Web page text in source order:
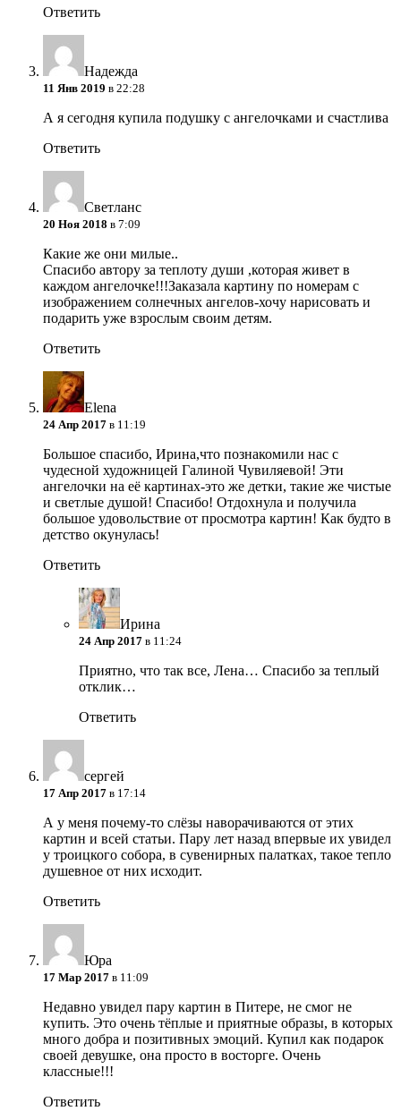
Ответить
Надежда
11 Янв 2019 в 22:28
А я сегодня купила подушку с ангелочками и счастлива
Ответить
Светланс
20 Ноя 2018 в 7:09
Какие же они милые..
Спасибо автору за теплоту души ,которая живет в
каждом ангелочке!!!Заказала картину по номерам с
изображением солнечных ангелов-хочу нарисовать и
подарить уже взрослым своим детям.
Ответить
Elena
24 Апр 2017 в 11:19
Большое спасибо, Ирина,что познакомили нас с
чудесной художницей Галиной Чувиляевой! Эти
ангелочки на её картинах-это же детки, такие же чистые
и светлые душой! Спасибо! Отдохнула и получила
большое удовольствие от просмотра картин! Как будто в
детство окунулась!
Ответить
Ирина
24 Апр 2017 в 11:24
Приятно, что так все, Лена… Спасибо за теплый
отклик…
Ответить
сергей
17 Апр 2017 в 17:14
А у меня почему-то слёзы наворачиваются от этих
картин и всей статьи. Пару лет назад впервые их увидел
у троицкого собора, в сувенирных палатках, такое тепло
душевное от них исходит.
Ответить
Юра
17 Мар 2017 в 11:09
Недавно увидел пару картин в Питере, не смог не
купить. Это очень тёплые и приятные образы, в которых
много добра и позитивных эмоций. Купил как подарок
своей девушке, она просто в восторге. Очень
классные!!!
Ответить